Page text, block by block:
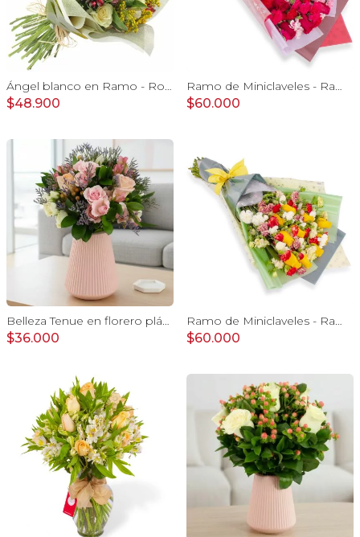
Ángel blanco en Ramo - Rosas blancas y Astromelias
$48.900
Ramo de Miniclaveles - Ramo de flores extendido con miniclaveles y rosas rojas
$60.000
Belleza Tenue en florero plástico - arreglo rosa pastel
$36.000
Ramo de Miniclaveles - Ramo de flores extendido con miniclaveles y rosas amarillas
$60.000